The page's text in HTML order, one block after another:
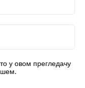
у овом прегледачу